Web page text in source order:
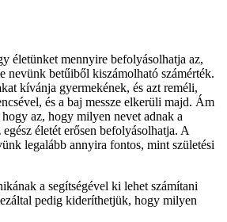
életünket mennyire befolyásolhatja az,
nevünk betűiből kiszámolható számérték.
kívánja gyermekének, és azt reméli,
és a baj messze elkerüli majd. Ám
az, hogy milyen nevet adnak a
életét erősen befolyásolhatja. A
legalább annyira fontos, mint születési
a segítségével ki lehet számítani
pedig kideríthetjük, hogy milyen